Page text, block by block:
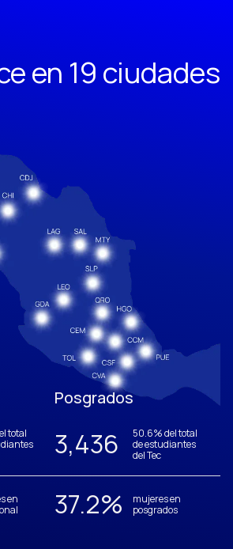
en 19 ciudades
Posgrados
total
3,437
50.6% del total
de estudiantes
del Tec
en
37.2%
mujeres en
posgrados